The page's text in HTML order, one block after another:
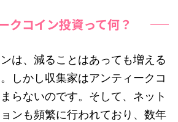
クコイン投資って何？
は、減ることはあっても増える
しかし収集家はアンティークコ
らないのです。そして、ネット
ンも頻繁に行われており、数年